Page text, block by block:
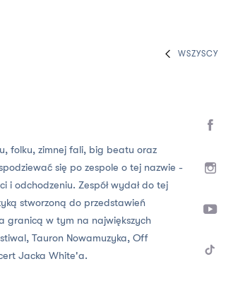
WSZYSCY
folku, zimnej fali, big beatu oraz
się po zespole o tej nazwie -
i odchodzeniu. Zespół wydał do tej
stworzoną do przedstawień
granicą w tym na największych
Tauron Nowamuzyka, Off
Jacka White'a.